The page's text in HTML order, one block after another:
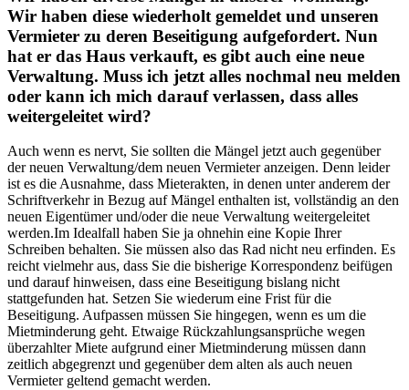
Wir haben diese wiederholt gemeldet und unseren
Vermieter zu deren Beseitigung aufgefordert. Nun
hat er das Haus verkauft, es gibt auch eine neue
Verwaltung. Muss ich jetzt alles nochmal neu melden
oder kann ich mich darauf verlassen, dass alles
weitergeleitet wird?
Auch wenn es nervt, Sie sollten die Mängel jetzt auch gegenüber
der neuen Verwaltung/dem neuen Vermieter anzeigen. Denn leider
ist es die Ausnahme, dass Mieterakten, in denen unter anderem der
Schriftverkehr in Bezug auf Mängel enthalten ist, vollständig an den
neuen Eigentümer und/oder die neue Verwaltung weitergeleitet
werden.Im Idealfall haben Sie ja ohnehin eine Kopie Ihrer
Schreiben behalten. Sie müssen also das Rad nicht neu erfinden. Es
reicht vielmehr aus, dass Sie die bisherige Korrespondenz beifügen
und darauf hinweisen, dass eine Beseitigung bislang nicht
stattgefunden hat. Setzen Sie wiederum eine Frist für die
Beseitigung. Aufpassen müssen Sie hingegen, wenn es um die
Mietminderung geht. Etwaige Rückzahlungsansprüche wegen
überzahlter Miete aufgrund einer Mietminderung müssen dann
zeitlich abgegrenzt und gegenüber dem alten als auch neuen
Vermieter geltend gemacht werden.